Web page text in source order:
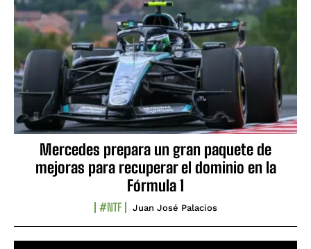
Mercedes prepara un gran paquete de
mejoras para recuperar el dominio en la
Fórmula 1
#NTF Juan José Palacios